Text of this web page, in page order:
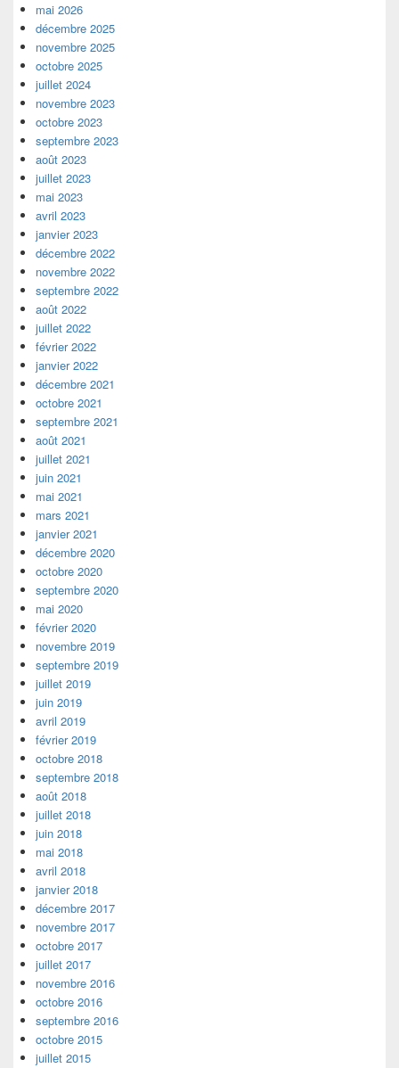
mai 2026
décembre 2025
novembre 2025
octobre 2025
juillet 2024
novembre 2023
octobre 2023
septembre 2023
août 2023
juillet 2023
mai 2023
avril 2023
janvier 2023
décembre 2022
novembre 2022
septembre 2022
août 2022
juillet 2022
février 2022
janvier 2022
décembre 2021
octobre 2021
septembre 2021
août 2021
juillet 2021
juin 2021
mai 2021
mars 2021
janvier 2021
décembre 2020
octobre 2020
septembre 2020
mai 2020
février 2020
novembre 2019
septembre 2019
juillet 2019
juin 2019
avril 2019
février 2019
octobre 2018
septembre 2018
août 2018
juillet 2018
juin 2018
mai 2018
avril 2018
janvier 2018
décembre 2017
novembre 2017
octobre 2017
juillet 2017
novembre 2016
octobre 2016
septembre 2016
octobre 2015
juillet 2015